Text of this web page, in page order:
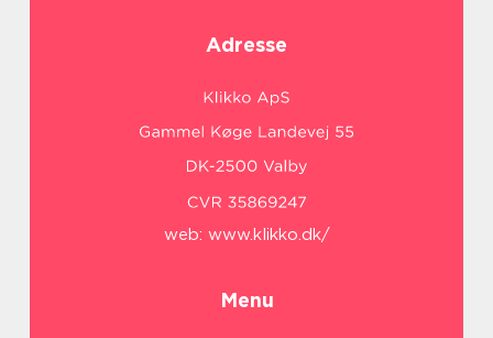
Adresse
web: www.klikko.dk/
Menu